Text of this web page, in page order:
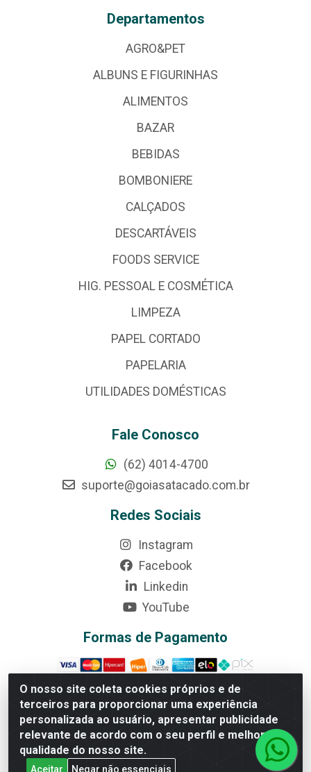
O nosso site coleta cookies próprios e de
terceiros para proporcionar uma experiência
personalizada ao usuário, apresentar publicidade
relevante de acordo com o seu perfil e melhorar a
qualidade do nosso site.
Aceitar Negar não essenciais
Departamentos
AGRO&PET
ALBUNS E FIGURINHAS
ALIMENTOS
BAZAR
BEBIDAS
BOMBONIERE
CALÇADOS
DESCARTÁVEIS
FOODS SERVICE
HIG. PESSOAL E COSMÉTICA
LIMPEZA
PAPEL CORTADO
PAPELARIA
UTILIDADES DOMÉSTICAS
Fale Conosco
(62) 4014-4700
suporte@goiasatacado.com.br
Redes Sociais
Instagram
Facebook
Linkedin
YouTube
Formas de Pagamento
Rede Brasil - Avenida Universitária, nº 3860, Jardim das
Américas II Etapa - Anápolis/GO - CEP 75070-415 -
CNPJ 07.728.073/0002-24